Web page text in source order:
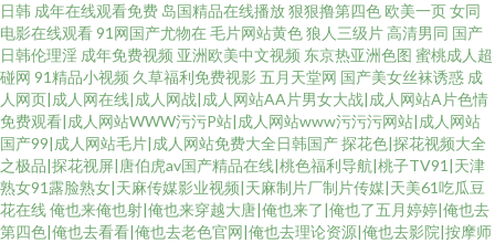
日韩 成年在线观看免费 岛国精品在线播放狠狠撸第四色 欧美一页女同
电影在线观看91网国产尤物在 毛片网站黄色狼人三级片 高清男同 国产
日韩伦理淫 成年免费视频 亚洲欧美中文视频 东京热亚洲色图 蜜桃成人超
碰网 91精品小视频 久草福利免费视影 五月天堂网 国产美女丝袜诱惑 成
人网页|成人网在线|成人网战|成人网站AA片男女大战|成人网站A片色情
免费观看|成人网站WWW污污P站|成人网站www污污污网站|成人网站
国产99|成人网站毛片|成人网站免费大全日韩国产探花色|探花视频大全
之极品|探花视屏|唐伯虎av国产精品在线|桃色福利导航|桃子TV91|天津
熟女91露脸熟女|天麻传媒影业视频|天麻制片厂制片传媒|天美61吃瓜豆
花在线俺也来俺也射|俺也来穿越大唐|俺也来了|俺也了五月婷婷|俺也去
第四色|俺也去看看|俺也去老色官网|俺也去理论资源|俺也去影院|按摩师